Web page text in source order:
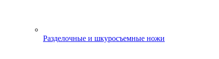
Разделочные и шкуросъемные ножи